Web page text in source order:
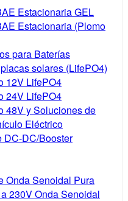
Estacionaria GEL
Estacionaria (Plomo
para Baterías
solares (LifePO4)
12V LifePO4
24V LifePO4
48V y Soluciones de
Eléctrico
DC-DC/Booster
Onda Senoidal Pura
230V Onda Senoidal